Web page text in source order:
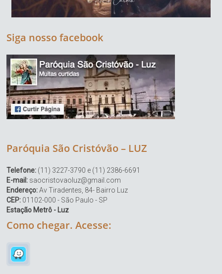
Siga nosso facebook
Paróquia São Cristóvão – LUZ
Telefone: (11) 3227-3790 e (11) 2386-6691
E-mail: saocristovaoluz@gmail.com
Endereço:Av Tiradentes, 84- Bairro Luz
CEP: 01102-000 - São Paulo - SP
Estação Metrô - Luz
Como chegar. Acesse: